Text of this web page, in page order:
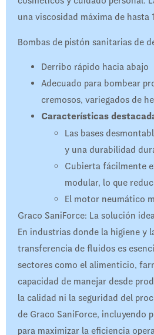
una viscosidad máxima de
Bombas de pistón sanitarias de
Derribo rápido hacia abajo
Adecuado para bombear
cremosos, variegados de
Características
Las bases
y una durabilidad
Cubierta fácilmente
modular, lo que
El motor neumático
Graco SaniForce: La solución
En industrias donde la higiene y
transferencia de fluidos es
sectores como el alimenticio,
capacidad de manejar desde
la calidad ni la seguridad del
de Graco SaniForce, incluyendo
para maximizar la eficiencia